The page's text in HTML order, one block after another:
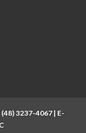
(48) 3237-4067| E-